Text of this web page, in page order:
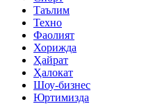
Таълим
Техно
Фаолият
Хорижда
Ҳайрат
Ҳалокат
Шоу-бизнес
Юртимизда